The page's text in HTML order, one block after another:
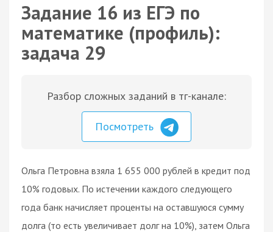
Задание 16 из ЕГЭ по
математике (профиль):
задача 29
Разбор сложных заданий в тг-канале:
Посмотреть
Ольга Петровна взяла 1 655 000 рублей в кредит под
10% годовых. По истечении каждого следующего
года банк начисляет проценты на оставшуюся сумму
долга (то есть увеличивает долг на 10%), затем Ольга